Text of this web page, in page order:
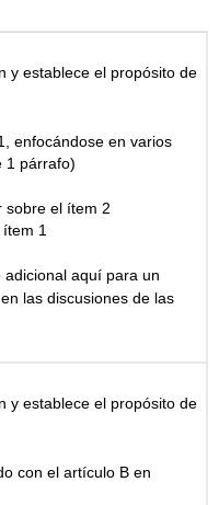
y establece el propósito de
enfocándose en varios
1 párrafo)
sobre el ítem 2
1
aquí para un
las discusiones de las
y establece el propósito de
con el artículo B en